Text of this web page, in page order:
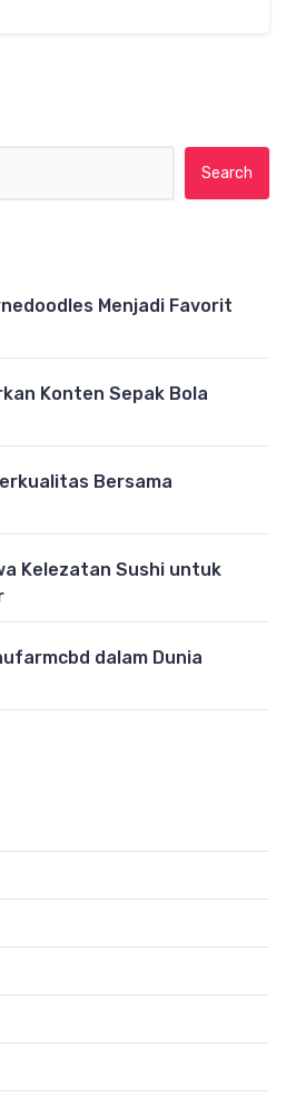
Menjadi Favorit
Konten Sepak Bola
Bersama
Kelezatan Sushi untuk
dalam Dunia